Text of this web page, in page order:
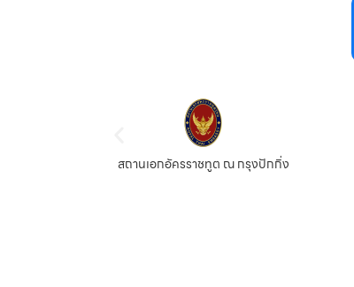
สถานเอกอัครราชทูต ณ กรุงปักกิ่ง